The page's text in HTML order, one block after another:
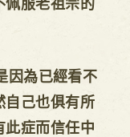
佩服老祖宗的
因為已經看不
自己也俱有所
此症而信任中